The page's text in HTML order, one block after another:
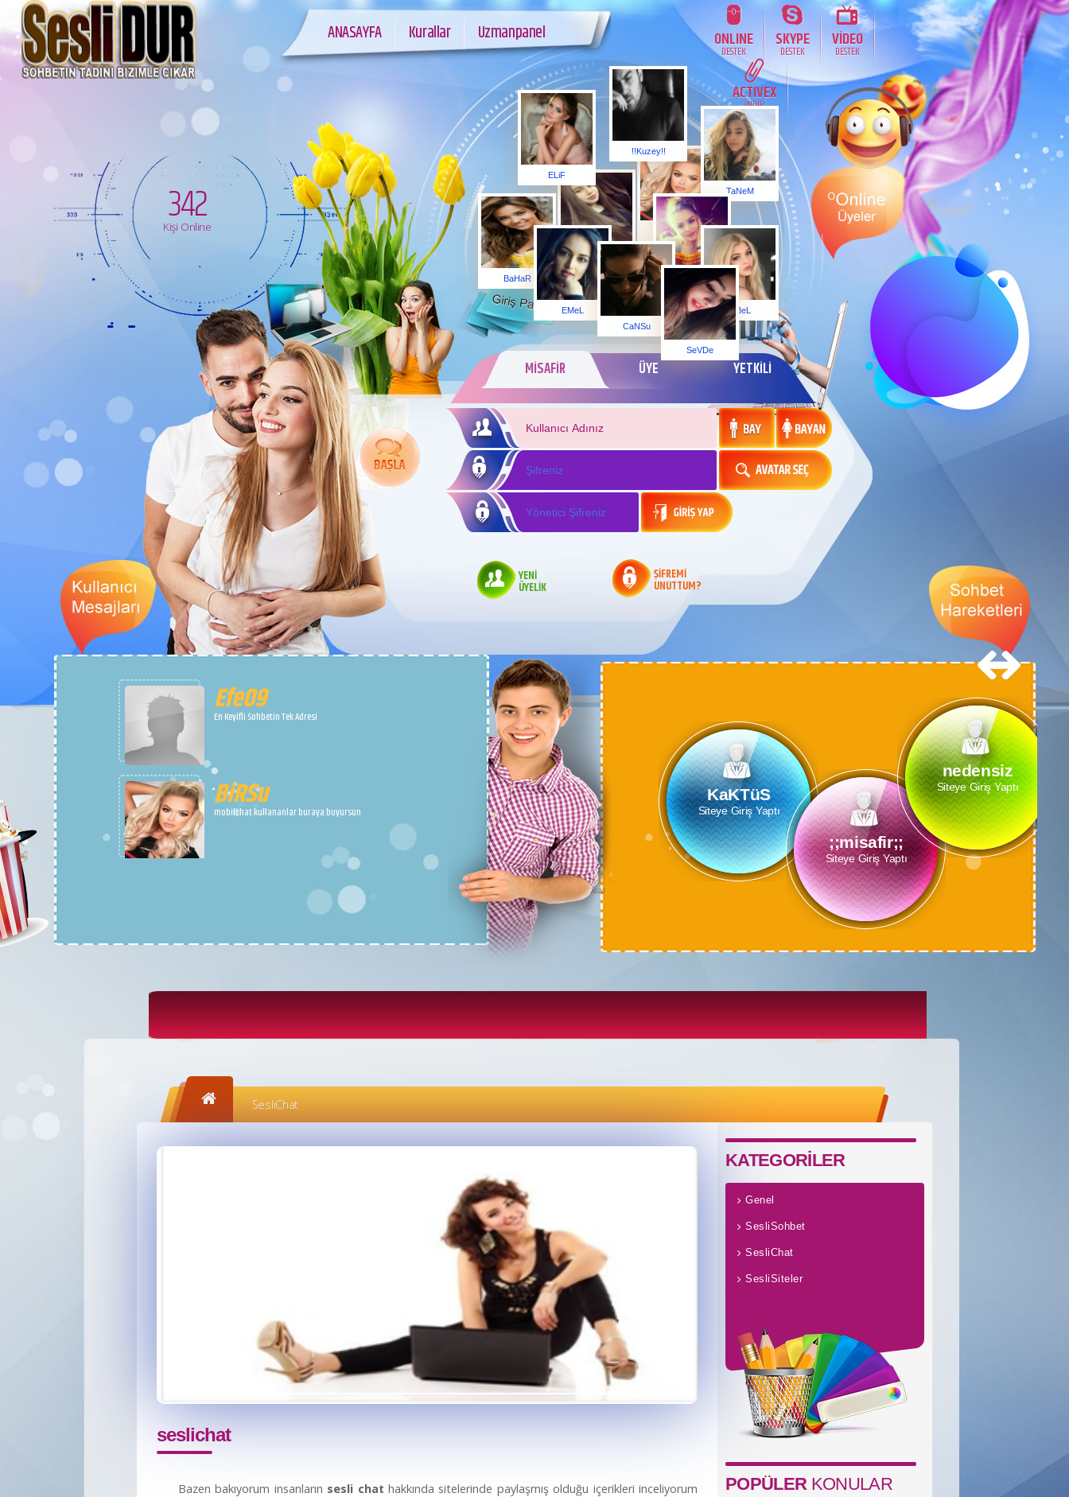
ONLINE
DESTEK
SKYPE
DESTEK
VİDEO
DESTEK
ACTIVEX
İNDİR
ANASAYFA Kurallar Uzmanpanel
YENİ
ÜYELİK
ŞİFREMİ
UNUTTUM?
342
Kişi Online
MİSAFİR ÜYE YETKİLİ
ELiF
!!Kuzey!!
TaNeM
BiRSu
BaHaR
BaDe
BiRTEKSeN
SiBeL
EMeL
CaNSu
SeVDe
BaHaR
SesliSiteler de kalp atışı burası
EMeL
Türkiye de En büyük SesliSohbet Sitesi İçin
Doğru Adres
- üs † ü kaLsın
Siteye Giriş Yaptı
msssfr
Siteye Giriş Yaptı
msfr
Siteye Giriş Yaptı
SesliChat
seslichat
Bazen bakıyorum insanların sesli chat hakkında sitelerinde paylaşmış olduğu içerikleri inceliyorum
KATEGORİLER
Genel
SesliSohbet
SesliChat
SesliSiteler
POPÜLERKONULAR